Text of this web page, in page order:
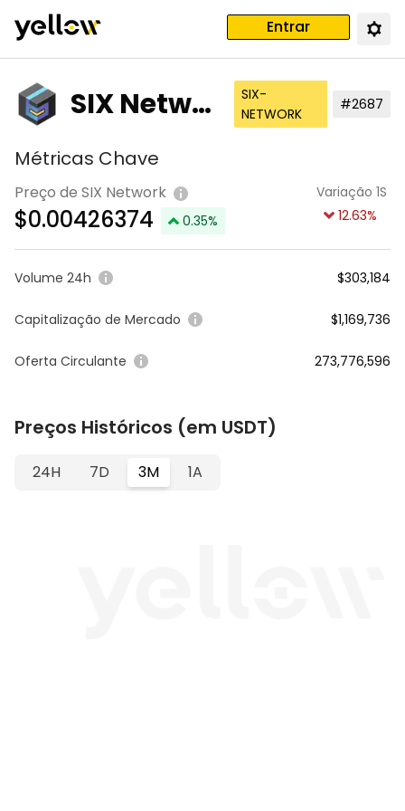
Entrar
SIX Networ
SIX-
NETWORK
#2687
Métricas Chave
Preço de SIX Network
$0.00426374 0.35%
Variação 1S
12.63%
Volume 24h $303,184
Capitalização de Mercado $1,169,736
Oferta Circulante 273,776,596
Preços Históricos (em USDT)
24H 7D 3M 1A